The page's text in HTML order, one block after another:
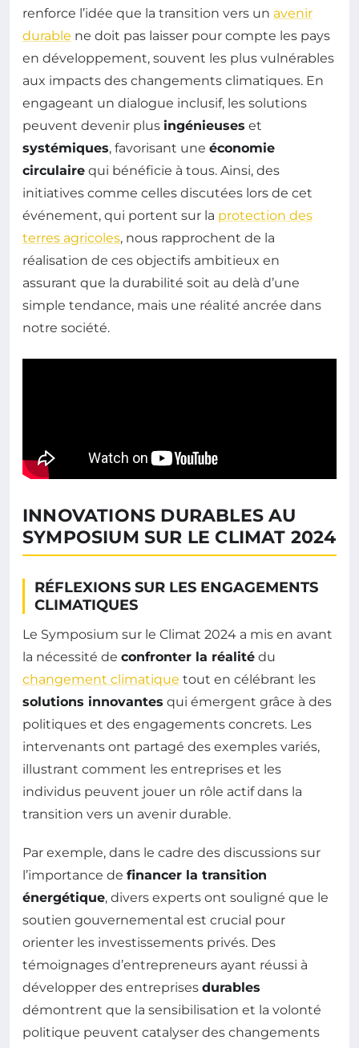
renforce l’idée que la transition vers un avenir
durable ne doit pas laisser pour compte les pays
en développement, souvent les plus vulnérables
aux impacts des changements climatiques. En
engageant un dialogue inclusif, les solutions
peuvent devenir plus ingénieuses et
systémiques, favorisant une économie
circulaire qui bénéficie à tous. Ainsi, des
initiatives comme celles discutées lors de cet
événement, qui portent sur la protection des
terres agricoles, nous rapprochent de la
réalisation de ces objectifs ambitieux en
assurant que la durabilité soit au delà d’une
simple tendance, mais une réalité ancrée dans
notre société.
INNOVATIONS DURABLES AU
SYMPOSIUM SUR LE CLIMAT 2024
RÉFLEXIONS SUR LES ENGAGEMENTS
CLIMATIQUES
Le Symposium sur le Climat 2024 a mis en avant
la nécessité de confronter la réalité du
changement climatique tout en célébrant les
solutions innovantes qui émergent grâce à des
politiques et des engagements concrets. Les
intervenants ont partagé des exemples variés,
illustrant comment les entreprises et les
individus peuvent jouer un rôle actif dans la
transition vers un avenir durable.
Par exemple, dans le cadre des discussions sur
l’importance de financer la transition
énergétique, divers experts ont souligné que le
soutien gouvernemental est crucial pour
orienter les investissements privés. Des
témoignages d’entrepreneurs ayant réussi à
développer des entreprises durables
démontrent que la sensibilisation et la volonté
politique peuvent catalyser des changements